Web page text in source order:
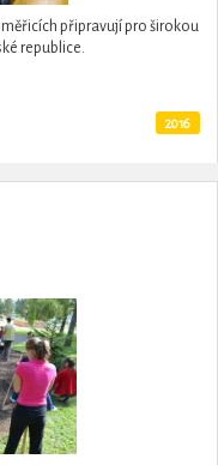
připravují pro širokou
republice.
2016